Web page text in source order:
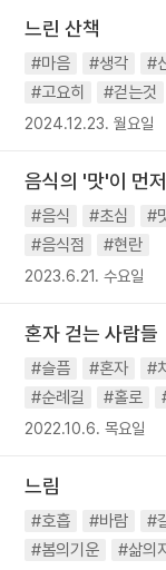
느린 산책
#마음 #생각 #
#고요히
#걷는것
2024.12.23. 월요일
음식의 '맛'이 먼
#음식 #초심 #
#음식점
#현란
2023.6.21. 수요일
혼자 걷는 사람들
#슬픔 #혼자 #
#순례길
#홀로
2022.10.6. 목요일
느림
#호흡 #바람 #
#봄의기운
#삶의